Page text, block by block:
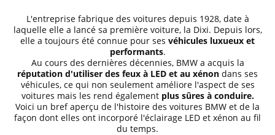
L'entreprise fabrique des voitures depuis 1928, date à
laquelle elle a lancé sa première voiture, la Dixi. Depuis lors,
elle a toujours été connue pour ses véhicules luxueux et
performants.
Au cours des dernières décennies, BMW a acquis la
réputation d'utiliser des feux à LED et au xénon dans ses
véhicules, ce qui non seulement améliore l'aspect de ses
voitures mais les rend également plus sûres à conduire.
Voici un bref aperçu de l'histoire des voitures BMW et de la
façon dont elles ont incorporé l'éclairage LED et xénon au fil
du temps.